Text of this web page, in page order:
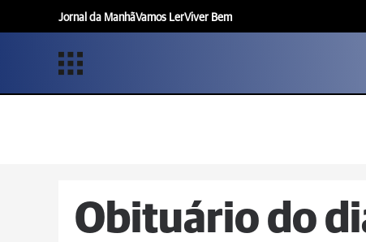
Jornal da ManhãVamos LerViver Bem
Obituário do